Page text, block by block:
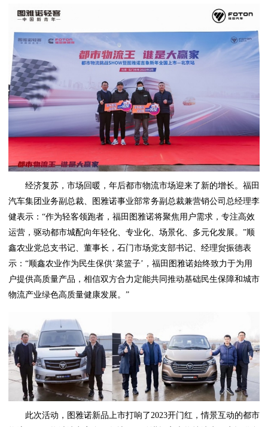
经济复苏，市场回暖，年后都市物流市场迎来了新的增长。福田
汽车集团业务副总裁、图雅诺事业部常务副总裁兼营销公司总经理李
健表示：“作为轻客领跑者，福田图雅诺将聚焦用户需求，专注高效
运营，驱动都市城配向年轻化、专业化、场景化、多元化发展。”顺
鑫农业党总支书记、董事长，石门市场党支部书记、经理贠振德表
示：“顺鑫农业作为民生保供‘菜篮子’，福田图雅诺始终致力于为用
户提供高质量产品，相信双方合力定能共同推动基础民生保障和城市
物流产业绿色高质量健康发展。”
此次活动，图雅诺新品上市打响了2023开门红，情景互动的都市